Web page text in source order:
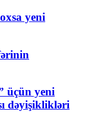
yeni
üçün yeni
dəyişiklikləri